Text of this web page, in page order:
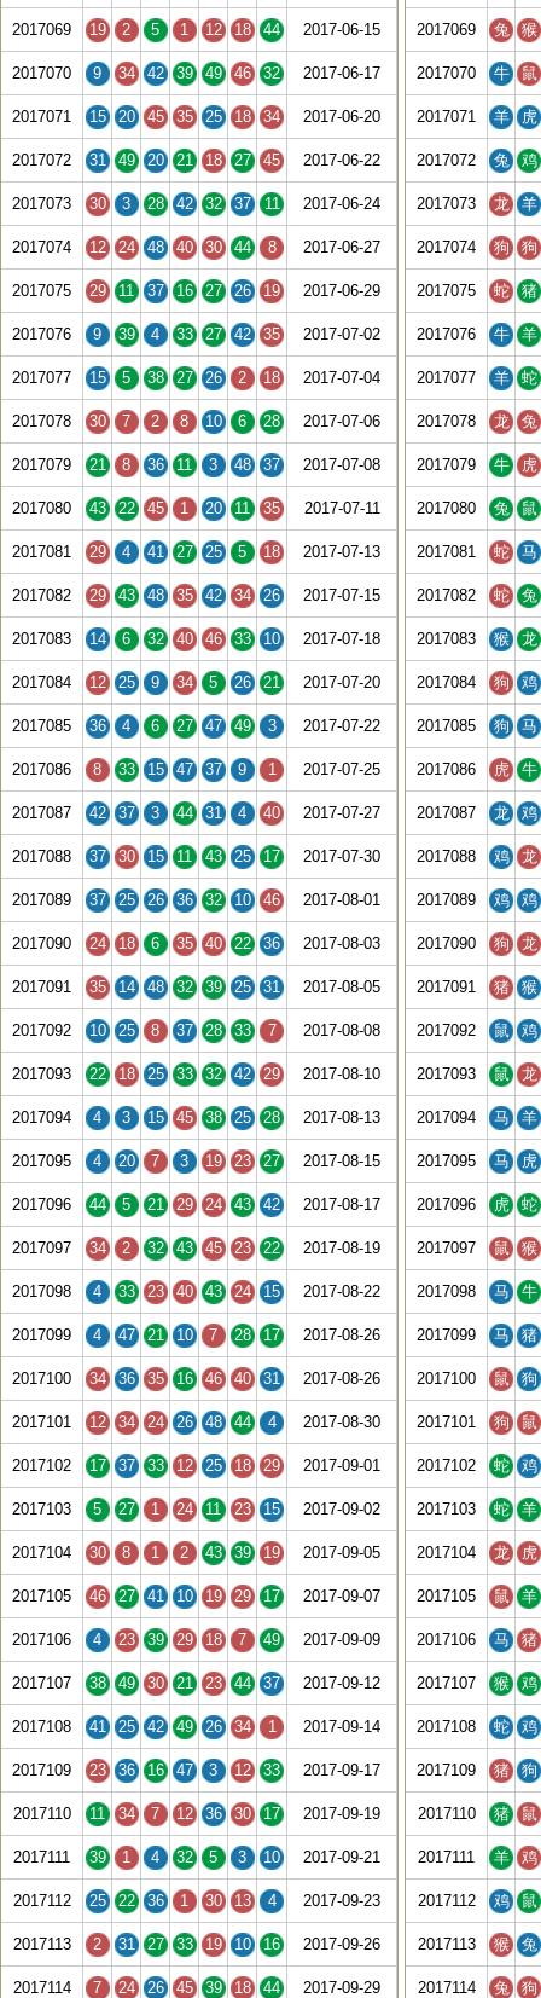
2017069 19 2 5 1 12 18 44 2017-06-15
2017070 9 34 42 39 49 46 32 2017-06-17
2017071 15 20 45 35 25 18 34 2017-06-20
2017072 31 49 20 21 18 27 45 2017-06-22
2017073 30 3 28 42 32 37 11 2017-06-24
2017074 12 24 48 40 30 44 8 2017-06-27
2017075 29 11 37 16 27 26 19 2017-06-29
2017076 9 39 4 33 27 42 35 2017-07-02
2017077 15 5 38 27 26 2 18 2017-07-04
2017078 30 7 2 8 10 6 28 2017-07-06
2017079 21 8 36 11 3 48 37 2017-07-08
2017080 43 22 45 1 20 11 35 2017-07-11
2017081 29 4 41 27 25 5 18 2017-07-13
2017082 29 43 48 35 42 34 26 2017-07-15
2017083 14 6 32 40 46 33 10 2017-07-18
2017084 12 25 9 34 5 26 21 2017-07-20
2017085 36 4 6 27 47 49 3 2017-07-22
2017086 8 33 15 47 37 9 1 2017-07-25
2017087 42 37 3 44 31 4 40 2017-07-27
2017088 37 30 15 11 43 25 17 2017-07-30
2017089 37 25 26 36 32 10 46 2017-08-01
2017090 24 18 6 35 40 22 36 2017-08-03
2017091 35 14 48 32 39 25 31 2017-08-05
2017092 10 25 8 37 28 33 7 2017-08-08
2017093 22 18 25 33 32 42 29 2017-08-10
2017094 4 3 15 45 38 25 28 2017-08-13
2017095 4 20 7 3 19 23 27 2017-08-15
2017096 44 5 21 29 24 43 42 2017-08-17
2017097 34 2 32 43 45 23 22 2017-08-19
2017098 4 33 23 40 43 24 15 2017-08-22
2017099 4 47 21 10 7 28 17 2017-08-26
2017100 34 36 35 16 46 40 31 2017-08-26
2017101 12 34 24 26 48 44 4 2017-08-30
2017102 17 37 33 12 25 18 29 2017-09-01
2017103 5 27 1 24 11 23 15 2017-09-02
2017104 30 8 1 2 43 39 19 2017-09-05
2017105 46 27 41 10 19 29 17 2017-09-07
2017106 4 23 39 29 18 7 49 2017-09-09
2017107 38 49 30 21 23 44 37 2017-09-12
2017108 41 25 42 49 26 34 1 2017-09-14
2017109 23 36 16 47 3 12 33 2017-09-17
2017110 11 34 7 12 36 30 17 2017-09-19
2017111 39 1 4 32 5 3 10 2017-09-21
2017112 25 22 36 1 30 13 4 2017-09-23
2017113 2 31 27 33 19 10 16 2017-09-26
2017114 7 24 26 45 39 18 44 2017-09-29
2017069 兔 猴
2017070 牛 鼠
2017071 羊 虎
2017072 兔 鸡
2017073 龙 羊
2017074 狗 狗
2017075 蛇 猪
2017076 牛 羊
2017077 羊 蛇
2017078 龙 兔
2017079 牛 虎
2017080 兔 鼠
2017081 蛇 马
2017082 蛇 兔
2017083 猴 龙
2017084 狗 鸡
2017085 狗 马
2017086 虎 牛
2017087 龙 鸡
2017088 鸡 龙
2017089 鸡 鸡
2017090 狗 龙
2017091 猪 猴
2017092 鼠 鸡
2017093 鼠 龙
2017094 马 羊
2017095 马 虎
2017096 虎 蛇
2017097 鼠 猴
2017098 马 牛
2017099 马 猪
2017100 鼠 狗
2017101 狗 鼠
2017102 蛇 鸡
2017103 蛇 羊
2017104 龙 虎
2017105 鼠 羊
2017106 马 猪
2017107 猴 鸡
2017108 蛇 鸡
2017109 猪 狗
2017110 猪 鼠
2017111 羊 鸡
2017112 鸡 鼠
2017113 猴 兔
2017114 兔 狗